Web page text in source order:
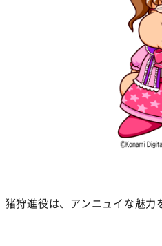
狩進役は、アンニュイな魅力